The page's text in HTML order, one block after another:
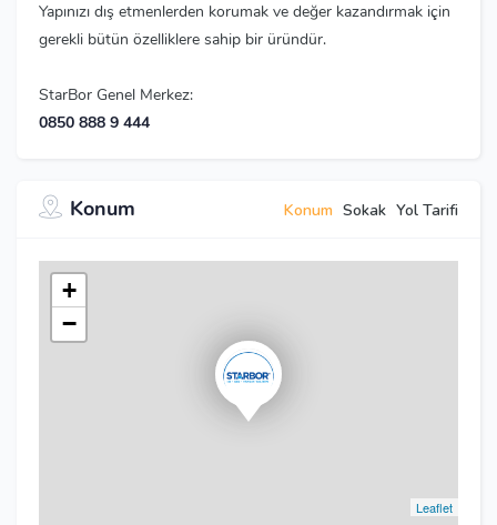
Yapınızı dış etmenlerden korumak ve değer kazandırmak için
gerekli bütün özelliklere sahip bir üründür.
StarBor Genel Merkez:
0850 888 9 444
Konum Konum Sokak Yol Tarifi
+
−
Leaflet